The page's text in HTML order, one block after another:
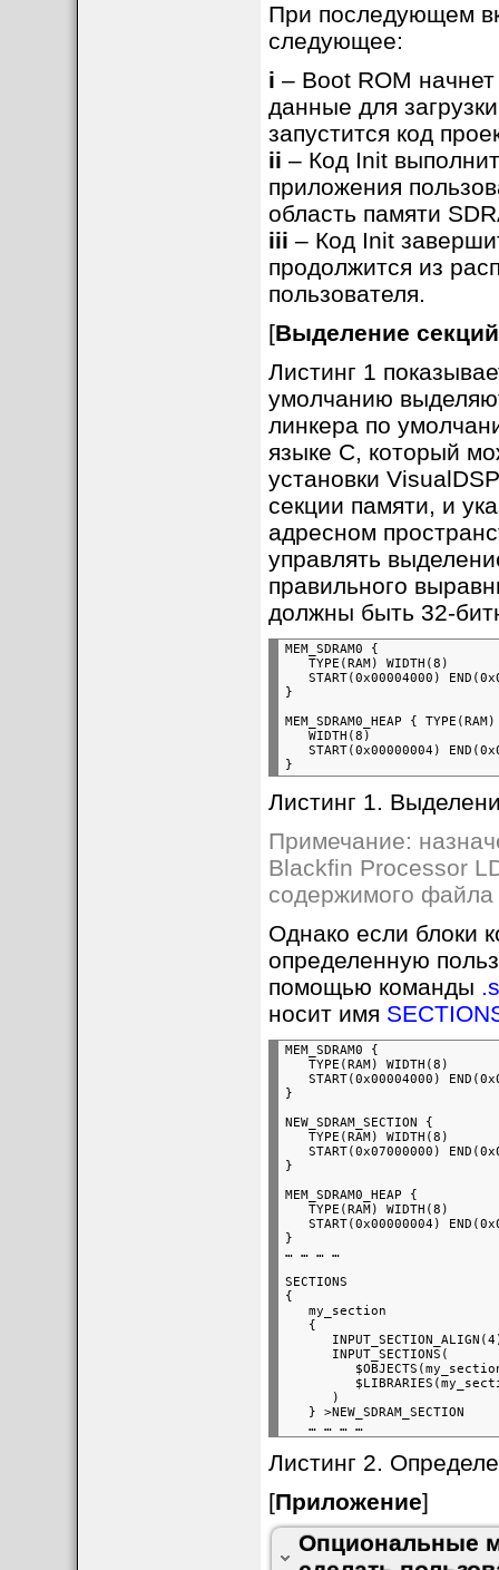
При последующем
следующее:
i – Boot ROM
данные для
запустится код
ii – Код Init
приложения
область памяти
iii – Код Init
продолжится из
пользователя.
[Выделение
Листинг 1
умолчанию
линкера по
языке C, который
установки
секции памяти, и
адресном
управлять
правильного
должны быть 32-
MEM_SDRAM0 {
   TYPE(RAM) WIDTH(8)
START(0x00004000)
MEM_SDRAM0_HEAP { TYPE(RAM)
   WIDTH(8)
START(0x00000004)
Листинг 1.
Примечание:
Blackfin Processor
содержимого файла
Однако если блоки
определенную
помощью команды
носит имя
MEM_SDRAM0 {
   TYPE(RAM) WIDTH(8)
START(0x00004000)
NEW_SDRAM_SECTION {
   TYPE(RAM) WIDTH(8)
START(0x07000000)
MEM_SDRAM0_HEAP {
   TYPE(RAM) WIDTH(8)
START(0x00000004)
}
SECTIONS
{
   my_section
   {
      INPUT_SECTIONS(
      )
   } >NEW_SDRAM_SECTION
Листинг 2.
[Приложение]
Опциональные
параметры, которые могут
Папка Application
(приложение
на свое собственное приложение.
Папка Init(приложение
Lite, то измените секции линкера
измените файл Init\adsp-BF533_C.ldf).
Init_code.c
будет записывать распакованные
Compress.bat. Может быть изменен
компрессии.
Рис. 4. Главная директория проекта.
Могут быть применены различные
коды, сигнализирующие об успехе
[7]).
Таблица 1. Уровни компрессии.
Компрессия по умолчанию
Лучшая компрессия
9
В таблице 2 приведены коды
положительные соответствуют
Таблица 2. Коды возврата функций
Z_OK
Z_STREAM_END
Z_NEED_DICT
2
Z_ERRNO
Z_STREAM_ERROR
Z_DATA_ERROR
Z_MEM_ERROR
Z_BUF_ERROR
Z_VERSION_ERROR (-6)
Примечание: подробно про уровни